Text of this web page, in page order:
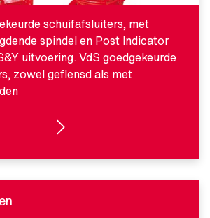
schuifafsluiters, met
spindel en Post Indicator
uitvoering. VdS goedgekeurde
zowel geflensd als met
BEKIJK PRODUCTEN